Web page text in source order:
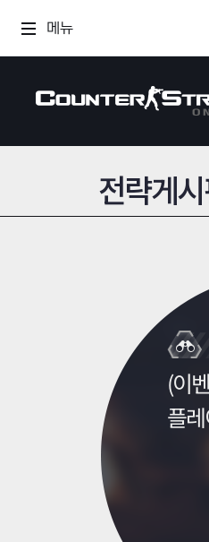
메뉴
전략게
(이
플